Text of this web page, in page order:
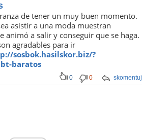
de tener un muy buen momento.
asistir a una moda muestran
animó a salir y conseguir que se haga.
agradables para ir
sosbok.hasilskor.biz/?
baratos
skomentuj
0 0